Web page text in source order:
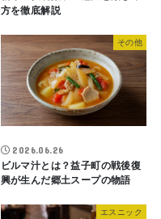
方を徹底解説
その他
2026.06.26
ビルマ汁とは？益子町の戦後復
興が生んだ郷土スープの物語
エスニック